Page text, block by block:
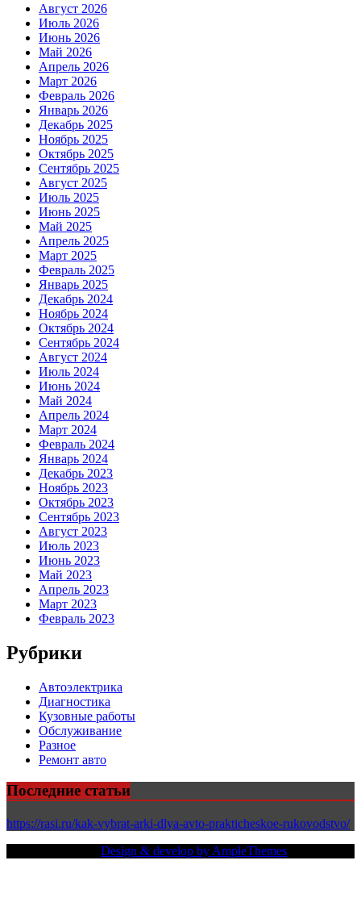
Август 2026
Июль 2026
Июнь 2026
Май 2026
Апрель 2026
Март 2026
Февраль 2026
Январь 2026
Декабрь 2025
Ноябрь 2025
Октябрь 2025
Сентябрь 2025
Август 2025
Июль 2025
Июнь 2025
Май 2025
Апрель 2025
Март 2025
Февраль 2025
Январь 2025
Декабрь 2024
Ноябрь 2024
Октябрь 2024
Сентябрь 2024
Август 2024
Июль 2024
Июнь 2024
Май 2024
Апрель 2024
Март 2024
Февраль 2024
Январь 2024
Декабрь 2023
Ноябрь 2023
Октябрь 2023
Сентябрь 2023
Август 2023
Июль 2023
Июнь 2023
Май 2023
Апрель 2023
Март 2023
Февраль 2023
Рубрики
Автоэлектрика
Диагностика
Кузовные работы
Обслуживание
Разное
Ремонт авто
Последние статьи
https://rasi.ru/kak-vybrat-arki-dlya-avto-prakticheskoe-rukovodstvo/
Design & develop by AmpleThemes